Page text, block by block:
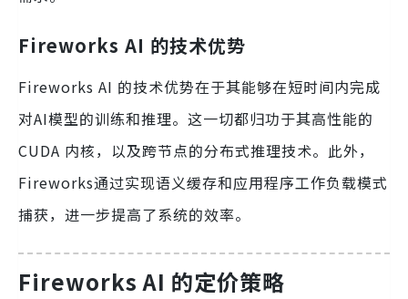
Fireworks AI 的技术优势
Fireworks AI 的技术优势在于其能够在短时间内完成
对AI模型的训练和推理。这一切都归功于其高性能的
CUDA 内核，以及跨节点的分布式推理技术。此外，
Fireworks通过实现语义缓存和应用程序工作负载模式
捕获，进一步提高了系统的效率。
Fireworks AI 的定价策略